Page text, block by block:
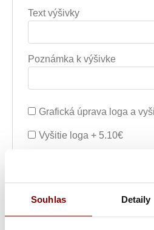
Souhlas Detaily
Text výšivky
Poznámka k výšivke
Grafická úprava loga a
Vyšitie loga + 5.10€
Vyšitie loga a textu (bez